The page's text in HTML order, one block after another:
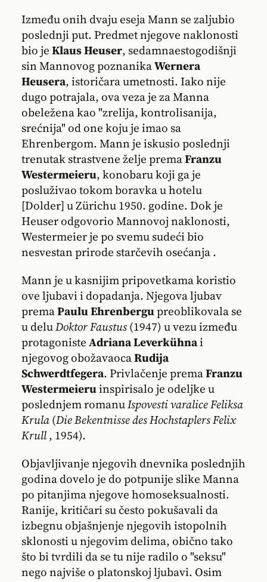
Između onih dvaju eseja Mann se zaljubio
poslednji put. Predmet njegove naklonosti
bio jeKlaus Heuser, sedamnaestogodišnji
sin Mannovog poznanikaWernera
Heusera, istoričara umetnosti. Iako nije
dugo potrajala, ova veza je za Manna
obeležena kao "zrelija, kontrolisanija,
srećnija" od one koju je imao sa
Ehrenbergom. Mann je iskusio poslednji
trenutak strastvene želje premaFranzu
Westermeieru, konobaru koji ga je
posluživao tokom boravka u hotelu
[Dolder] u Zürichu 1950. godine. Dok je
Heuser odgovorio Mannovoj naklonosti,
Westermeier je po svemu sudeći bio
nesvestan prirode starčevih osećanja .
Mann je u kasnijim pripovetkama koristio
ove ljubavi i dopadanja. Njegova ljubav
premaPaulu Ehrenbergupreoblikovala se
u deluDoktor Faustus(1947) u vezu između
protagonisteAdriana Leverkühnai
njegovog obožavaocaRudija
Schwerdtfegera. Privlačenje premaFranzu
Westermeieruinspirisalo je odeljke u
poslednjem romanuIspovesti varalice Feliksa
Krula(Die Bekentnisse des Hochstaplers Felix
Krull, 1954).
Objavljivanje njegovih dnevnika poslednjih
godina dovelo je do potpunije slike Manna
po pitanjima njegove homoseksualnosti.
Ranije, kritičari su često pokušavali da
izbegnu objašnjenje njegovih istopolnih
sklonosti u njegovim delima, obično tako
što bi tvrdili da se tu nije radilo o "seksu"
nego najviše o platonskoj ljubavi. Osim